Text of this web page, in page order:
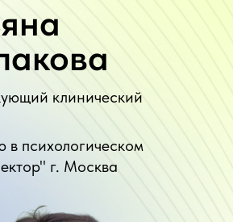
клинический
в психологическом
г. Москва